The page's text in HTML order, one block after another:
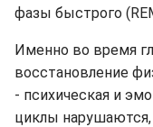
фазы быстрого
Именно во время
восстановление
- психическая и
циклы нарушаются,